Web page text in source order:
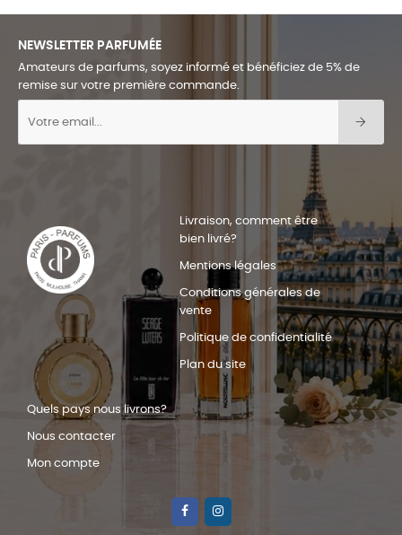
NEWSLETTER PARFUMÉE
Amateurs de parfums, soyez informé et bénéficiez de 5% de
remise sur votre première commande.
Livraison, comment être
bien livré?
Mentions légales
Conditions générales de
vente
Politique de confidentialité
Plan du site
Quels pays nous livrons?
Nous contacter
Mon compte